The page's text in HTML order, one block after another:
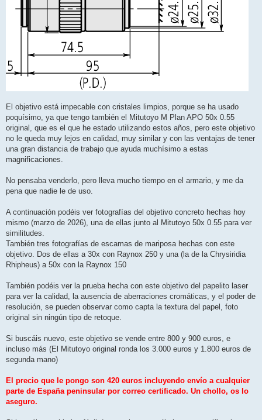
El objetivo está impecable con cristales limpios, porque se ha usado
poquísimo, ya que tengo también el Mitutoyo M Plan APO 50x 0.55
original, que es el que he estado utilizando estos años, pero este objetivo
no le queda muy lejos en calidad, muy similar y con las ventajas de tener
una gran distancia de trabajo que ayuda muchísimo a estas
magnificaciones.
No pensaba venderlo, pero lleva mucho tiempo en el armario, y me da
pena que nadie le de uso.
A continuación podéis ver fotografías del objetivo concreto hechas hoy
mismo (marzo de 2026), una de ellas junto al Mitutoyo 50x 0.55 para ver
similitudes.
También tres fotografías de escamas de mariposa hechas con este
objetivo. Dos de ellas a 30x con Raynox 250 y una (la de la Chrysiridia
Rhipheus) a 50x con la Raynox 150
También podéis ver la prueba hecha con este objetivo del papelito laser
para ver la calidad, la ausencia de aberraciones cromáticas, y el poder de
resolución, se pueden observar como capta la textura del papel, foto
original sin ningún tipo de retoque.
Si buscáis nuevo, este objetivo se vende entre 800 y 900 euros, e
incluso más (El Mitutoyo original ronda los 3.000 euros y 1.800 euros de
segunda mano)
El precio que le pongo son 420 euros incluyendo envío a cualquier
parte de España peninsular por correo certificado. Un chollo, os lo
aseguro.